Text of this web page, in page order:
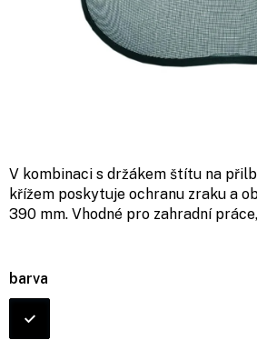
barva
V kombinaci s držákem štítu na
křížem poskytuje ochranu zraku a
390 mm. Vhodné pro zahradní